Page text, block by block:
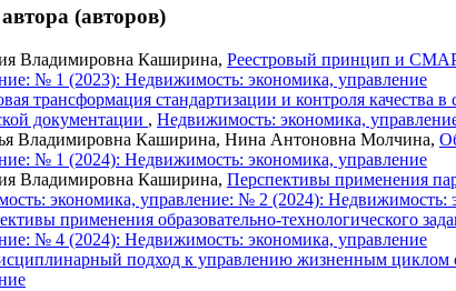
(авторов)
Владимировна Каширина, Реестровый принцип и
№ 1 (2023): Недвижимость: экономика, управление
трансформация стандартизации и контроля качества
документации , Недвижимость: экономика,
Владимировна Каширина, Нина Антоновна Молчина,
№ 1 (2024): Недвижимость: экономика, управление
Владимировна Каширина, Перспективы применения
экономика, управление: № 2 (2024): Недвижимость:
применения образовательно-технологического
№ 4 (2024): Недвижимость: экономика, управление
подход к управлению жизненным циклом